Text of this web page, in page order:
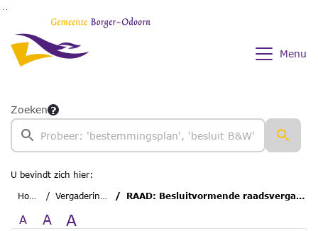
Ga naar de inhoud van deze pagina
Menu
Zoeken
U bevindt zich hier:
Home
Vergaderingen RAAD: Besluitvormende raadsvergadering
A A A